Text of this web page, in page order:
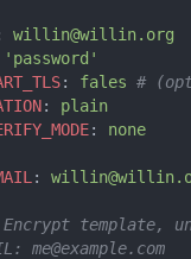
willin@willin.org
'password'
: fales #
: plain
: none
:
template,
me@example.com